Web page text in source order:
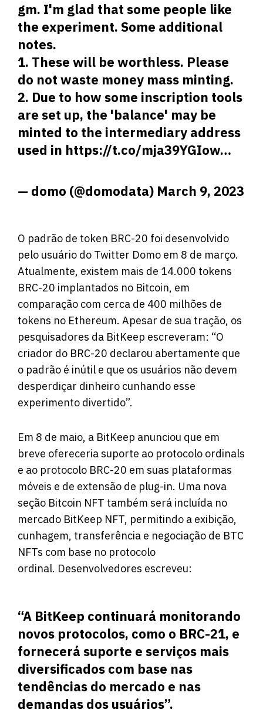
gm. I'm glad that some people like
the experiment. Some additional
notes.
1. These will be worthless. Please
do not waste money mass minting.
2. Due to how some inscription tools
are set up, the 'balance' may be
minted to the intermediary address
used in https://t.co/mja39YGIow…
— domo (@domodata) March 9, 2023
O padrão de token BRC-20 foi desenvolvido
pelo usuário do Twitter Domo em 8 de março.
Atualmente, existem mais de 14.000 tokens
BRC-20 implantados no Bitcoin, em
comparação com cerca de 400 milhões de
tokens no Ethereum. Apesar de sua tração, os
pesquisadores da BitKeep escreveram: “O
criador do BRC-20 declarou abertamente que
o padrão é inútil e que os usuários não devem
desperdiçar dinheiro cunhando esse
experimento divertido”.
Em 8 de maio, a BitKeep anunciou que em
breve ofereceria suporte ao protocolo ordinals
e ao protocolo BRC-20 em suas plataformas
móveis e de extensão de plug-in. Uma nova
seção Bitcoin NFT também será incluída no
mercado BitKeep NFT, permitindo a exibição,
cunhagem, transferência e negociação de BTC
NFTs com base no protocolo
ordinal. Desenvolvedores escreveu:
“A BitKeep continuará monitorando
novos protocolos, como o BRC-21, e
fornecerá suporte e serviços mais
diversificados com base nas
tendências do mercado e nas
demandas dos usuários”.